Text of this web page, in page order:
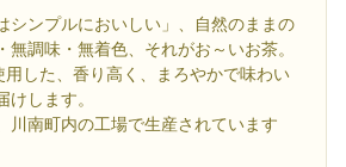
シンプルにおいしい」、自然のままの
無調味・無着色、それがお～いお茶。
用した、香り高く、まろやかで味わい
します。
川南町内の工場で生産されています